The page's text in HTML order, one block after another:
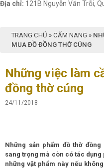
Địa chỉ: 121B Nguyễn Văn Trỗi,
TRANG CHỦ »CẨM NANG »
MUA ĐỒ ĐỒNG THỜ CÚNG
Những việc làm
đồng thờ cúng
24/11/2018
Những sản phẩm đồ thờ
sang trọng mà còn có tác
những vật phẩm này nếu